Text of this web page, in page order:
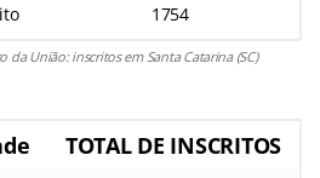
1754
União: inscritos em Santa Catarina (SC)
TOTAL DE INSCRITOS